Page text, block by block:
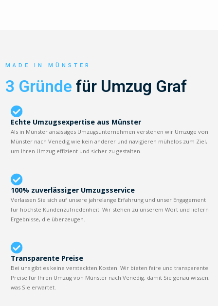
MADE IN MÜNSTER
3 Gründe für Umzug Graf
Echte Umzugsexpertise aus Münster
Als in Münster ansässiges Umzugsunternehmen verstehen wir Umzüge von
Münster nach Venedig wie kein anderer und navigieren mühelos zum Ziel,
um Ihren Umzug effizient und sicher zu gestalten.
100% zuverlässiger Umzugsservice
Verlassen Sie sich auf unsere jahrelange Erfahrung und unser Engagement
für höchste Kundenzufriedenheit. Wir stehen zu unserem Wort und liefern
Ergebnisse, die überzeugen.
Transparente Preise
Bei uns gibt es keine versteckten Kosten. Wir bieten faire und transparente
Preise für Ihren Umzug von Münster nach Venedig, damit Sie genau wissen,
was Sie erwartet.